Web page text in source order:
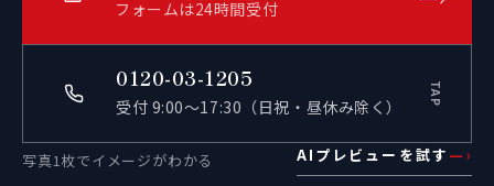
フォームは24時間受付
0120-03-1205
受付 9:00〜17:30（日祝・昼休み除く） TAP
写真1枚でイメージがわかる AIプレビューを試す —›